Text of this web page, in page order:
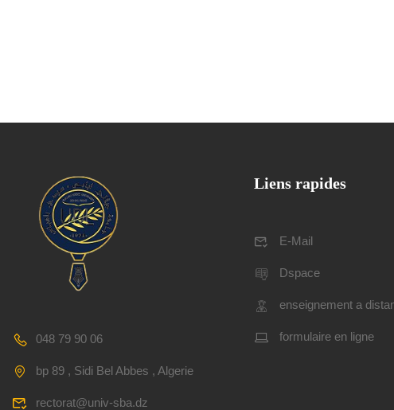
048 79 90 06
bp 89 , Sidi Bel Abbes , Algerie
rectorat@univ-sba.dz
Liens rapides
E-Mail
Dspace
enseignement a
formulaire en ligne